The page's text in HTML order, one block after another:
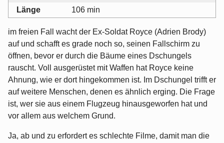
Länge
106 min
im freien Fall wacht der Ex-Soldat Royce (Adrien Brody)
auf und schafft es grade noch so, seinen Fallschirm zu
öffnen, bevor er durch die Bäume eines Dschungels
rauscht. Voll ausgerüstet mit Waffen hat Royce keine
Ahnung, wie er dort hingekommen ist. Im Dschungel trifft er
auf weitere Menschen, denen es ähnlich erging. Die Frage
ist, wer sie aus einem Flugzeug hinausgeworfen hat und
vor allem aus welchem Grund.
Ja, ab und zu erfordert es schlechte Filme, damit man die